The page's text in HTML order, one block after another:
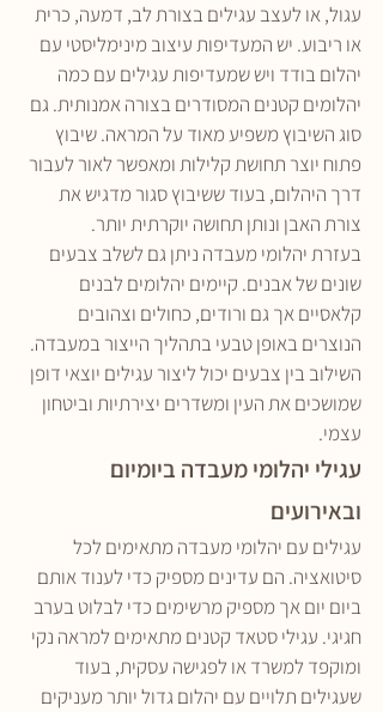
עגול, או לעצב עגילים בצורת לב, דמעה, כרית
או ריבוע. יש המעדיפות עיצוב מינימליסטי עם
יהלום בודד ויש שמעדיפות עגילים עם כמה
יהלומים קטנים המסודרים בצורה אמנותית. גם
סוג השיבוץ משפיע מאוד על המראה. שיבוץ
פתוח יוצר תחושת קלילות ומאפשר לאור לעבור
דרך היהלום, בעוד ששיבוץ סגור מדגיש את
צורת האבן ונותן תחושה יוקרתית יותר.
בעזרת יהלומי מעבדה ניתן גם לשלב צבעים
שונים של אבנים. קיימים יהלומים לבנים
קלאסיים אך גם ורודים, כחולים וצהובים
הנוצרים באופן טבעי בתהליך הייצור במעבדה.
השילוב בין צבעים יכול ליצור עגילים יוצאי דופן
שמושכים את העין ומשדרים יצירתיות וביטחון
עצמי.
עגילי יהלומי מעבדה ביומיום
ובאירועים
עגילים עם יהלומי מעבדה מתאימים לכל
סיטואציה. הם עדינים מספיק כדי לענוד אותם
ביום יום אך מספיק מרשימים כדי לבלוט בערב
חגיגי. עגילי סטאד קטנים מתאימים למראה נקי
ומוקפד למשרד או לפגישה עסקית, בעוד
שעגילים תלויים עם יהלום גדול יותר מעניקים